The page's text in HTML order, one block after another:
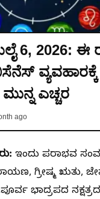
6, 2026: ಈ
ಎಚ್ಚರ
ago
ಇಂದು ಪರಾಭವ
ಗ್ರೀಷ್ಮ ಋತು,
ಭಾದ್ರಪದ